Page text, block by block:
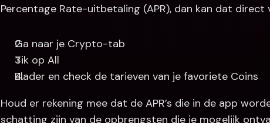
Percentage Rate-uitbetaling (APR), dan kan dat
Ga naar je Crypto-tab
Tik op All
Blader en check de tarieven van je favoriete Coins
Houd er rekening mee dat de APR’s die in de app
schatting zijn van de opbrengsten die je mogelijk